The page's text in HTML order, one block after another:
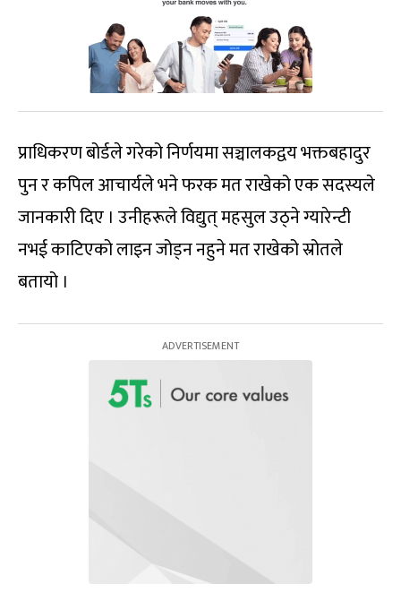
प्राधिकरण बोर्डले गरेको निर्णयमा सञ्चालकद्वय भक्तबहादुर
पुन र कपिल आचार्यले भने फरक मत राखेको एक सदस्यले
जानकारी दिए । उनीहरूले विद्युत् महसुल उठ्ने ग्यारेन्टी
नभई काटिएको लाइन जोड्न नहुने मत राखेको स्रोतले
बतायो ।